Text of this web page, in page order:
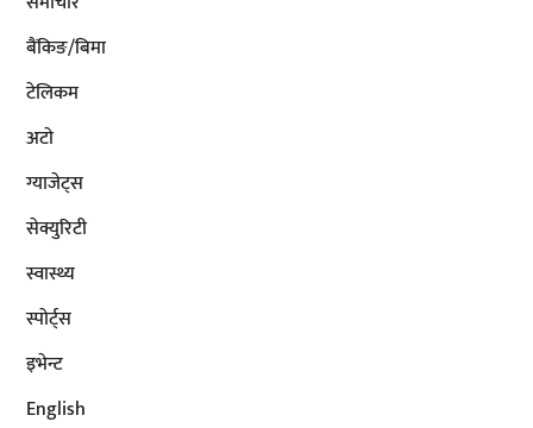
बैंकिङ/बिमा
टेलिकम
अटाे
ग्याजेट्स
सेक्युरिटी
स्वास्थ्य
स्पोर्ट्स
इभेन्ट
English